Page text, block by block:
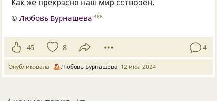
Как же прекрасно наш мир сотворён.
©Любовь Бурнашева 486
45 8 4
Опубликовала Любовь Бурнашева 12 июл 2024